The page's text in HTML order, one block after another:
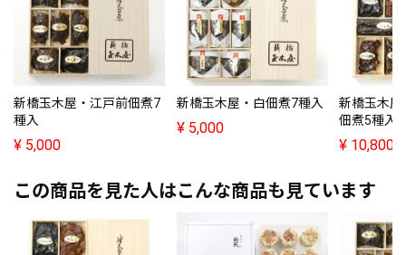
新橋玉木屋・江戸前佃煮7
種入
¥ 5,000
新橋玉木屋・白佃煮7種入
¥ 5,000
新橋玉木
佃煮5種入
¥ 10,800
この商品を見た人はこんな商品も見ています